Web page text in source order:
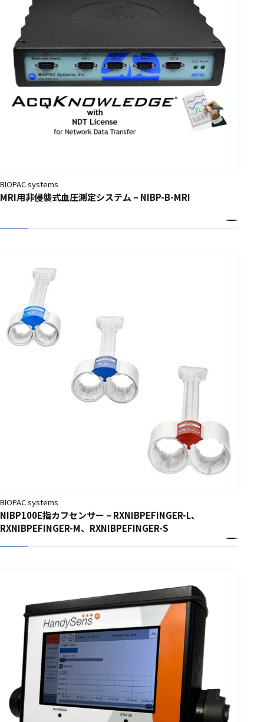
BIOPAC systems
MRI用非侵襲式血圧測定システム – NIBP-B-MRI
BIOPAC systems
NIBP100E指カフセンサー – RXNIBPEFINGER-L、
RXNIBPEFINGER-M、RXNIBPEFINGER-S